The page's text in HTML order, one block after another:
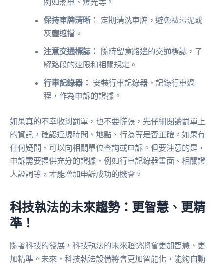
例如煞車、燈光等。
保持車牌清晰： 定期清洗車牌，避免被污泥或
灰塵遮擋。
注意交通標誌：
隨時留意路邊的交通標誌，了
解路段的速限和相關規定。
行車記錄器： 安裝行車記錄器，記錄行車過
程，作為申訴的證據。
如果真的不幸收到罰單，也不要慌張，先仔細閱讀罰單上
的資訊，確認違規時間、地點、行為等是否正確。如果有
任何疑問，可以向相關單位查詢或申訴。但要注意的是，
申訴需要提供充分的證據，例如行車記錄器畫面、相關證
人證詞等，才能增加申訴成功的機會。
科技執法的未來趨勢：更智慧、更精
準！
隨著科技的發展，科技執法的未來趨勢將會更加智慧、更
加精準。未來，科技執法設備將會更加智能化，能夠自動